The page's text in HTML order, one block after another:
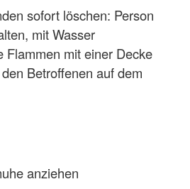
sofort löschen: Person
mit Wasser
Flammen mit einer Decke
Betroffenen auf dem
anziehen